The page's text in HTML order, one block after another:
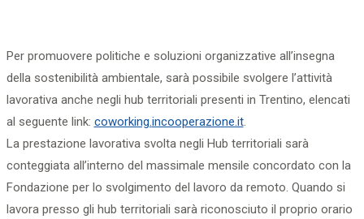
Per promuovere politiche e soluzioni organizzative all’insegna
della sostenibilità ambientale, sarà possibile svolgere l’attività
lavorativa anche negli hub territoriali presenti in Trentino, elencati
al seguente link: coworking.incooperazione.it.
La prestazione lavorativa svolta negli Hub territoriali sarà
conteggiata all’interno del massimale mensile concordato con la
Fondazione per lo svolgimento del lavoro da remoto. Quando si
lavora presso gli hub territoriali sarà riconosciuto il proprio orario